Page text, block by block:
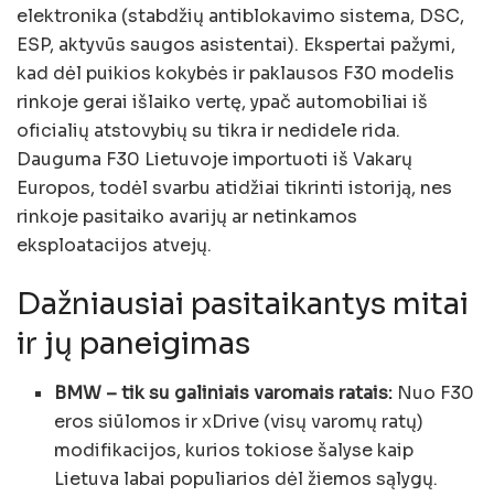
elektronika (stabdžių antiblokavimo sistema, DSC,
ESP, aktyvūs saugos asistentai). Ekspertai pažymi,
kad dėl puikios kokybės ir paklausos F30 modelis
rinkoje gerai išlaiko vertę, ypač automobiliai iš
oficialių atstovybių su tikra ir nedidele rida.
Dauguma F30 Lietuvoje importuoti iš Vakarų
Europos, todėl svarbu atidžiai tikrinti istoriją, nes
rinkoje pasitaiko avarijų ar netinkamos
eksploatacijos atvejų.
Dažniausiai pasitaikantys mitai
ir jų paneigimas
BMW – tik su galiniais varomais ratais: Nuo F30
eros siūlomos ir xDrive (visų varomų ratų)
modifikacijos, kurios tokiose šalyse kaip
Lietuva labai populiarios dėl žiemos sąlygų.